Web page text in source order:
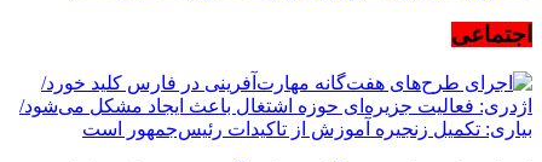
اجتماعی